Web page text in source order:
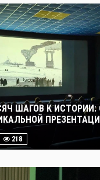
ШАГОВ К
218